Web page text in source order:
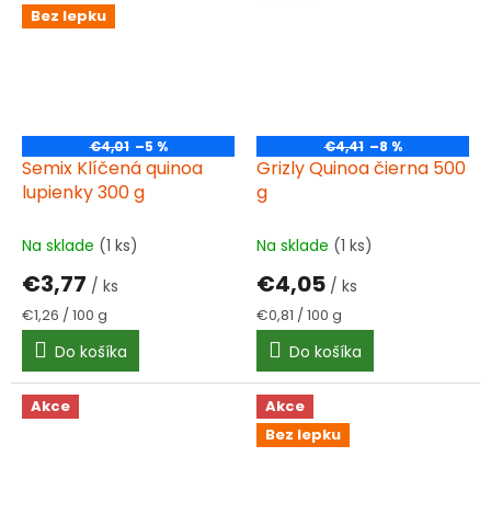
Bez lepku
€4,01 –5 %
Semix Klíčená quinoa
lupienky 300 g
Na sklade (1 ks)
€3,77 / ks
Jednotková
cena:
€1,26 / 100 g
Do košíka
€4,41 –8 %
Grizly Quinoa čierna 500
g
Na sklade (1 ks)
€4,05 / ks
Jednotková
cena:
€0,81 / 100 g
Do košíka
Akce
Akce
Bez lepku